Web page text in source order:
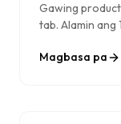
Gawing
tab. Alamin ang
bawat tab ng
Magbasa pa